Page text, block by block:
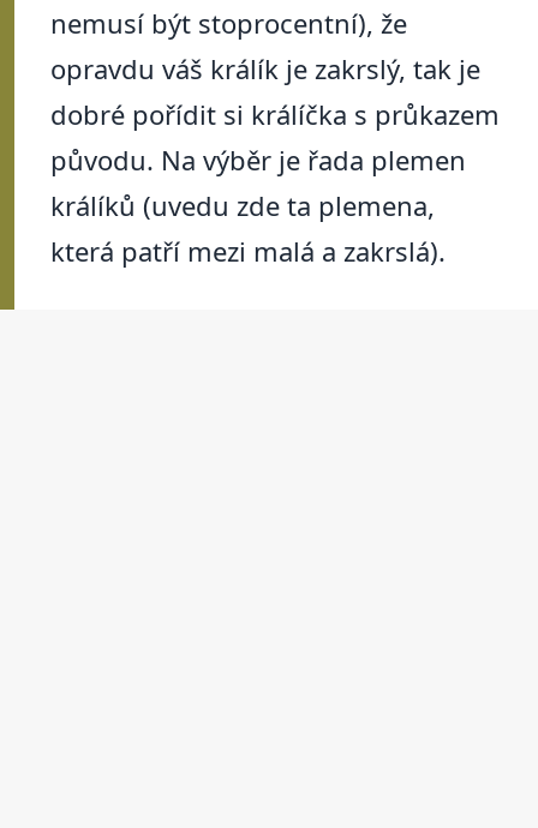
nemusí být stoprocentní), že
opravdu váš králík je zakrslý, tak je
dobré pořídit si králíčka s průkazem
původu. Na výběr je řada plemen
králíků (uvedu zde ta plemena,
která patří mezi malá a zakrslá).